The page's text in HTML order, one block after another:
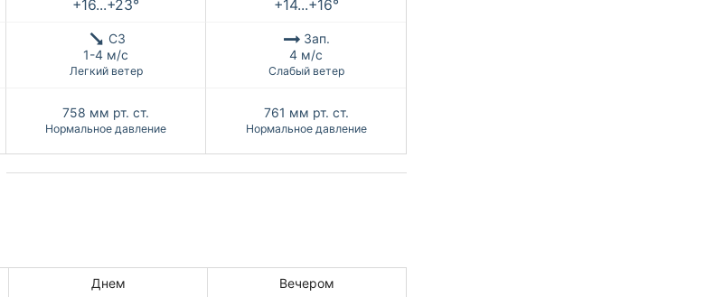
+16...+23° +14...+16°
СЗ
1-4 м/с
Легкий ветер
Зап.
4 м/с
Слабый ветер
758 мм рт. ст.
Нормальное давление
761 мм рт. ст.
Нормальное давление
Днем Вечером